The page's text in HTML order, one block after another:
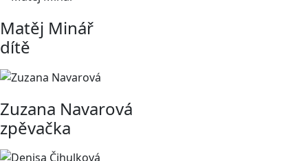
Matěj Minář
dítě
Zuzana Navarová
zpěvačka